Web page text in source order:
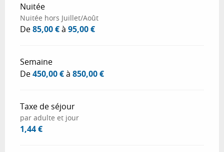
Tarifs 2026
Nuitée
Nuitée hors Juillet/Août
De85,00 €à 95,00 €
Semaine
De450,00 €à 850,00 €
Taxe de séjour
par adulte et jour
1,44 €